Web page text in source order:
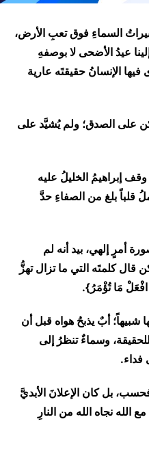
السماءِ فوق تعبِ الأرض،
عيدُ الأضحى لا بوصفهِ
الإنسانُ حقيقتَه عارية
على الصدق؛ ولم يُشيَّد على
إبراهيمُ الخليلُ عليه
قلباً بلغ من الصفاءِ حدَّ
أمرٍ إلهي، بيد أنه لم
قال كلمتَه التي ما تزال تهزُّ
مَا تُؤْمَرُ}.
أبٌ يذبحُ هواه قبل أن
وسماءٌ تنظرُ إلى
فداء.
بل كان الإعلانَ الأبديَّ
نجاه الله من النارِ